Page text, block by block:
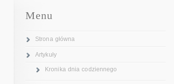
Menu
Strona główna
Artykuły
Kronika dnia codziennego